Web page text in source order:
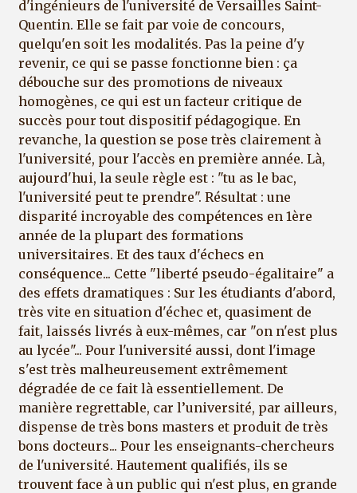
d'ingénieurs de l'université de Versailles Saint-
Quentin. Elle se fait par voie de concours,
quelqu'en soit les modalités. Pas la peine d'y
revenir, ce qui se passe fonctionne bien : ça
débouche sur des promotions de niveaux
homogènes, ce qui est un facteur critique de
succès pour tout dispositif pédagogique. En
revanche, la question se pose très clairement à
l'université, pour l'accès en première année. Là,
aujourd'hui, la seule règle est : "tu as le bac,
l'université peut te prendre". Résultat : une
disparité incroyable des compétences en 1ère
année de la plupart des formations
universitaires. Et des taux d'échecs en
conséquence... Cette "liberté pseudo-égalitaire" a
des effets dramatiques : Sur les étudiants d'abord,
très vite en situation d'échec et, quasiment de
fait, laissés livrés à eux-mêmes, car "on n'est plus
au lycée"... Pour l'université aussi, dont l'image
s'est très malheureusement extrêmement
dégradée de ce fait là essentiellement. De
manière regrettable, car l’université, par ailleurs,
dispense de très bons masters et produit de très
bons docteurs... Pour les enseignants-chercheurs
de l'université. Hautement qualifiés, ils se
trouvent face à un public qui n'est plus, en grande